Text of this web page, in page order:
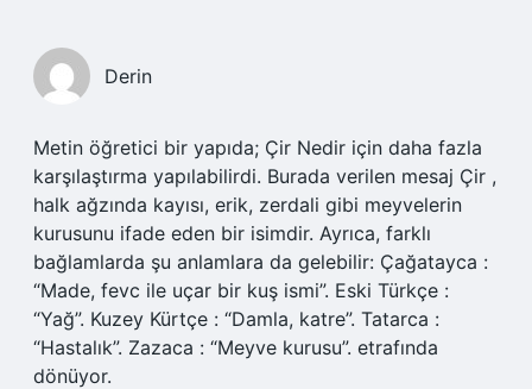
Derin
Metin öğretici bir yapıda; Çir Nedir için daha fazla
karşılaştırma yapılabilirdi. Burada verilen mesaj Çir ,
halk ağzında kayısı, erik, zerdali gibi meyvelerin
kurusunu ifade eden bir isimdir. Ayrıca, farklı
bağlamlarda şu anlamlara da gelebilir: Çağatayca :
“Made, fevc ile uçar bir kuş ismi”. Eski Türkçe :
“Yağ”. Kuzey Kürtçe : “Damla, katre”. Tatarca :
“Hastalık”. Zazaca : “Meyve kurusu”. etrafında
dönüyor.